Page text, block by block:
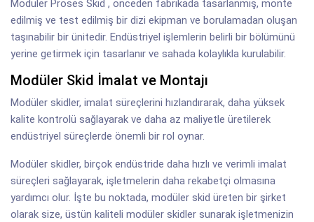
Modüler Proses Skid , önceden fabrikada tasarlanmış, monte
edilmiş ve test edilmiş bir dizi ekipman ve borulamadan oluşan
taşınabilir bir ünitedir. Endüstriyel işlemlerin belirli bir bölümünü
yerine getirmek için tasarlanır ve sahada kolaylıkla kurulabilir.
Modüler Skid İmalat ve Montajı
Modüler skidler, imalat süreçlerini hızlandırarak, daha yüksek
kalite kontrolü sağlayarak ve daha az maliyetle üretilerek
endüstriyel süreçlerde önemli bir rol oynar.
Modüler skidler, birçok endüstride daha hızlı ve verimli imalat
süreçleri sağlayarak, işletmelerin daha rekabetçi olmasına
yardımcı olur. İşte bu noktada, modüler skid üreten bir şirket
olarak size, üstün kaliteli modüler skidler sunarak işletmenizin